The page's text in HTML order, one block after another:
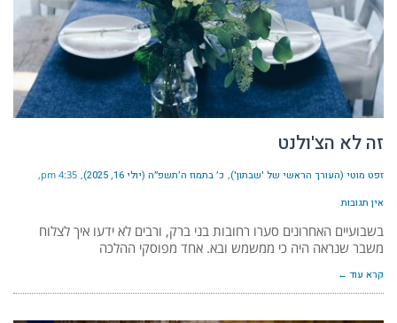
זה לא הצ'ולנט
זפט מוטי (העורך הראשי של 'שבתון') כ׳ בתמוז ה׳תשפ״ה (יולי 16, 2025) 4:35 pm
אין תגובות
בשבועיים האחרונים סערו רחובות בני ברק, ורבים לא ידעו איך לצלוח
משבר שנראה היה כי ממשמש ובא. אחד מפוסקי ההלכה
קרא עוד ←